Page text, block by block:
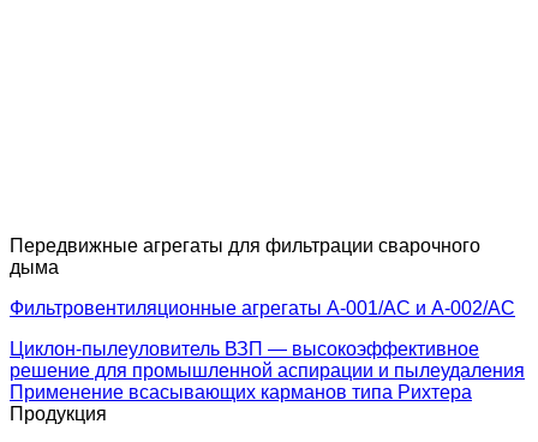
Передвижные агрегаты для фильтрации сварочного
дыма
Фильтровентиляционные агрегаты A-001/АС и A-002/АС
Циклон-пылеуловитель ВЗП — высокоэффективное
решение для промышленной аспирации и пылеудаления
Применение всасывающих карманов типа Рихтера
Продукция